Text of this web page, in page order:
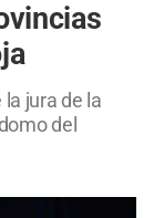
jura de la
del